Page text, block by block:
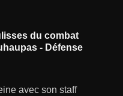
du combat
- Défense
avec son staff